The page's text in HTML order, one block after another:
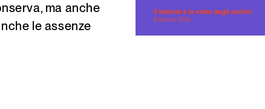
ma anche
le assenze